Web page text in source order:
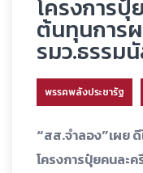
โครงการ
ต้นทุนการ
รมว.ธรรม
พรรคพลังประชารัฐ
“สส.จำลอง”เผย
โครงการปุ๋ยคนละ